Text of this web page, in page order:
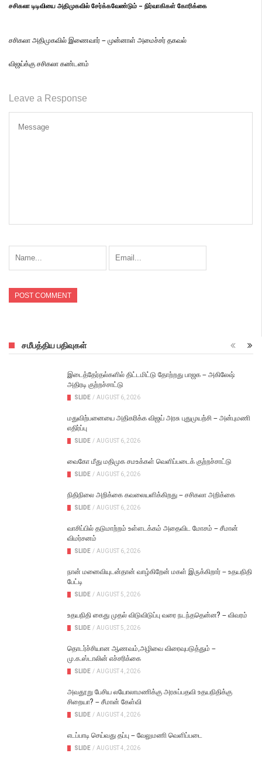
சசிகலா டிடிவியை அதிமுகவில் சேர்க்கவேண்டும் – நிர்வாகிகள் கோரிக்கை
சசிகலா அதிமுகவில் இணைவார் – முன்னாள் அமைச்சர் தகவல்
விஜய்க்கு சசிகலா கண்டனம்
Leave a Response
சமீபத்திய பதிவுகள்
இடைத்தேர்தல்களில் திட்டமிட்டு தோற்றது பாஜக – அகிலேஷ்
அதிரடி குற்றச்சாட்டு
SLIDE / AUGUST 6, 2026
மதுவிற்பனையை அதிகரிக்க விஜய் அரசு புதுமுயற்சி – அன்புமணி
எதிர்ப்பு
SLIDE / AUGUST 6, 2026
வைகோ மீது மதிமுக சமஉக்கள் வெளிப்படைக் குற்றச்சாட்டு
SLIDE / AUGUST 6, 2026
நிதிநிலை அறிக்கை கவலையளிக்கிறது – சசிகலா அறிக்கை
SLIDE / AUGUST 6, 2026
வாசிப்பில் தடுமாற்றம் உள்ளடக்கம் அதைவிட மோசம் – சீமான்
விமர்சனம்
SLIDE / AUGUST 6, 2026
நான் மனைவியுடன்தான் வாழ்கிறேன் மகள் இருக்கிறார் – உதயநிதி
பேட்டி
SLIDE / AUGUST 5, 2026
உதயநிதி கைது முதல் விடுவிடுப்பு வரை நடந்ததென்ன? – விவரம்
SLIDE / AUGUST 5, 2026
தொடர்ச்சியான ஆணவம்,அழிவை விரைவுபடுத்தும் –
மு.க.ஸ்டாலின் எச்சரிக்கை
SLIDE / AUGUST 4, 2026
அவதூறு பேசிய லயோலாமணிக்கு அரசுப்பதவி உதயநிதிக்கு
சிறையா? – சீமான் கேள்வி
SLIDE / AUGUST 4, 2026
எடப்பாடி செய்வது தப்பு – வேலுமணி வெளிப்படை
SLIDE / AUGUST 4, 2026